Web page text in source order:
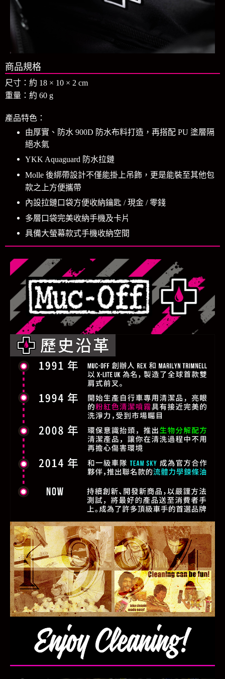
商品規格
尺寸：約 18 × 10 × 2 cm
重量：約 60 g
產品特色：
由厚實、防水 900D 防水布料打造，再搭配 PU 塗層隔
絕水氣
YKK Aquaguard 防水拉鏈
Molle 後綁帶設計不僅能掛上吊飾，更是能裝至其他包
款之上方便攜帶
內設拉鏈口袋方便收納鑰匙 / 現金 / 零錢
多層口袋完美收納手機及卡片
具備大螢幕款式手機收納空間